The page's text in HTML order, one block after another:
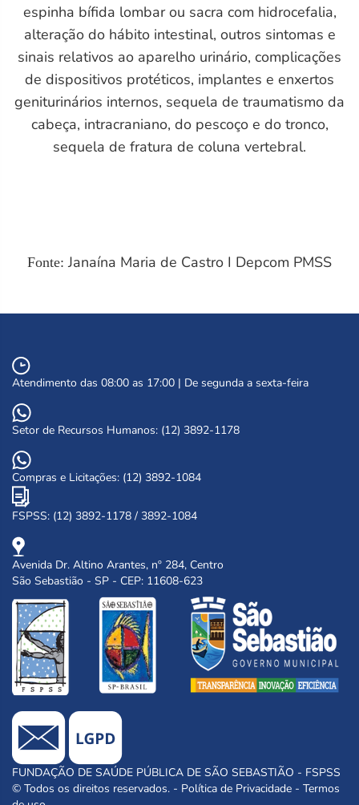
espinha bífida lombar ou sacra com hidrocefalia,
alteração do hábito intestinal, outros sintomas e
sinais relativos ao aparelho urinário, complicações
de dispositivos protéticos, implantes e enxertos
geniturinários internos, sequela de traumatismo da
cabeça, intracraniano, do pescoço e do tronco,
sequela de fratura de coluna vertebral.
Fonte: Janaína Maria de Castro I Depcom PMSS
Atendimento das 08:00 as 17:00 | De segunda a sexta-feira
Setor de Recursos Humanos: (12) 3892-1178
Compras e Licitações: (12) 3892-1084
FSPSS: (12) 3892-1178 / 3892-1084
Avenida Dr. Altino Arantes, nº 284, Centro
São Sebastião - SP - CEP: 11608-623
FUNDAÇÃO DE SAÚDE PÚBLICA DE SÃO SEBASTIÃO - FSPSS
© Todos os direitos reservados. - Política de Privacidade - Termos